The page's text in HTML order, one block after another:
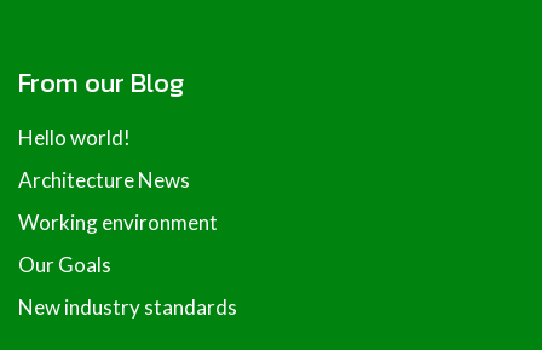
From our Blog
Hello world!
Architecture News
Working environment
Our Goals
New industry standards